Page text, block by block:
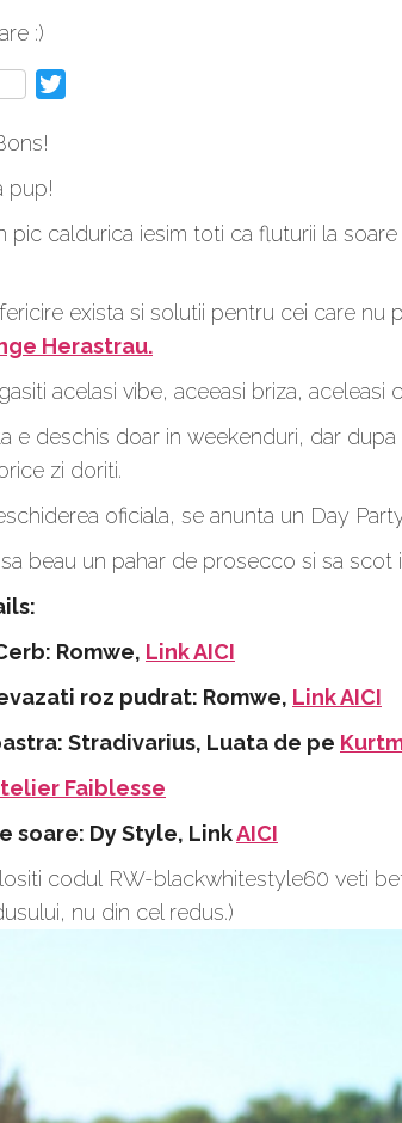
:)
pup!
pic caldurica iesim toti ca fluturii la
exista si solutii pentru cei care nu
Herastrau.
acelasi vibe, aceeasi briza, aceleasi
e deschis doar in weekenduri, dar
zi doriti.
oficiala, se anunta un Day
beau un pahar de prosecco si sa
Romwe, Link AICI
roz pudrat: Romwe, Link AICI
Stradivarius, Luata de pe
Faiblesse
soare: Dy Style, LinkAICI
codul RW-blackwhitestyle60 veti
nu din cel redus.)